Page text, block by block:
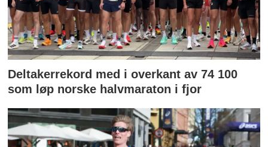
Deltakerrekord med i overkant av 74 100
som løp norske halvmaraton i fjor